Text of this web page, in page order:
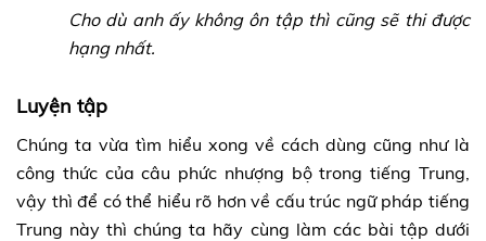
Cho dù anh ấy không ôn tập thì cũng sẽ thi được
hạng nhất.
Luyện tập
Chúng ta vừa tìm hiểu xong về cách dùng cũng như là
công thức của câu phức nhượng bộ trong tiếng Trung,
vậy thì để có thể hiểu rõ hơn về cấu trúc ngữ pháp tiếng
Trung này thì chúng ta hãy cùng làm các bài tập dưới